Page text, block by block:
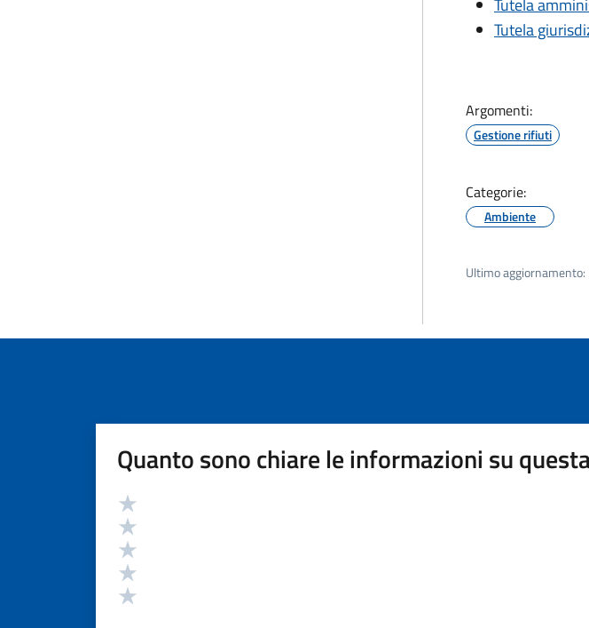
Tutela
Tutela
Argomenti:
Gestione rifiuti
Categorie:
Ambiente
Ultimo aggiornamento:
Quanto sono chiare le informazioni su
Valutazione